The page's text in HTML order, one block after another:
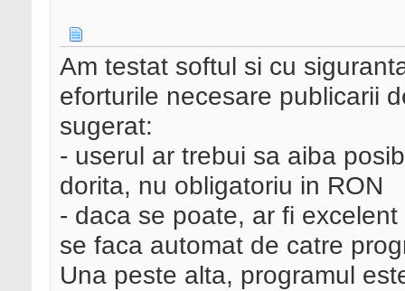
Am testat softul si cu
eforturile necesare publicarii
sugerat:
- userul ar trebui sa aiba
dorita, nu obligatoriu in RON
- daca se poate, ar fi
se faca automat de catre
Una peste alta, programul